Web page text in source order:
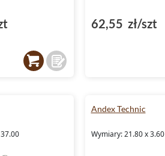
62,55 zł/szt
Andex Technic
Wymiary: 21.80 x 3.60